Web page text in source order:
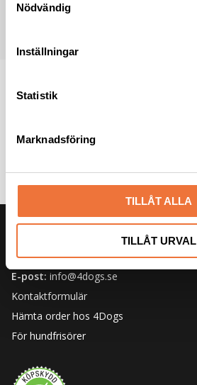
Nödvändig
Inställningar
Statistik
Marknadsföring
TILLÅT ALLA
TILLÅT URVAL
KUNDSERVICE
Telefonnummer: 0418-48 40 10
E-post: info@4dogs.se
Kontaktformulär
Hämta order hos 4Dogs
För hundfrisörer